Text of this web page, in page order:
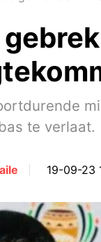
te verlaat.
19-09-23